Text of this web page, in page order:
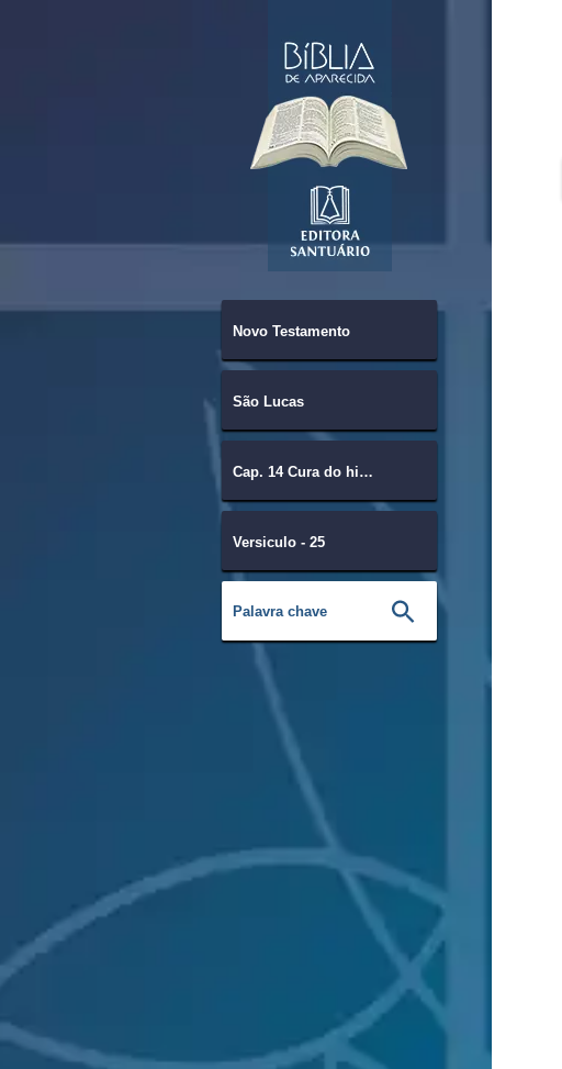
Novo Testamento
São Lucas
Cap. 14 Cura do hidrópico.
Versiculo - 25